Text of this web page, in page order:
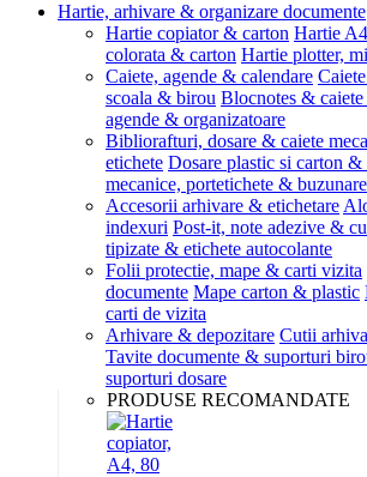
Hartie, arhivare & organizare documente
Hartie copiator & carton Hartie
colorata & carton Hartie plotter,
Caiete, agende & calendare
scoala & birou Blocnotes & caiete
agende & organizatoare
Bibliorafturi, dosare & caiete
etichete Dosare plastic si carton &
mecanice, portetichete & buzunare
Accesorii arhivare & etichetare
indexuri Post-it, note adezive &
tipizate & etichete autocolante
Folii protectie, mape & carti vizita
documente Mape carton & plastic
carti de vizita
Arhivare & depozitare Cutii
Tavite documente & suporturi
suporturi dosare
PRODUSE RECOMANDATE